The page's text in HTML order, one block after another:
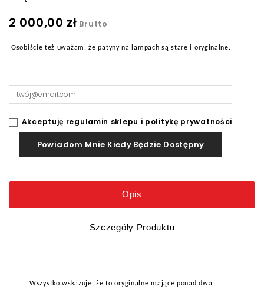
2 000,00 zł Brutto
Osobiście też uważam, że patyny na lampach są stare i oryginalne.
Akceptuję regulamin sklepu i politykę prywatności
Powiadom Mnie Kiedy Będzie Dostępny
Opis
Szczegóły Produktu
Wszystko wskazuje, że to oryginalne mające ponad dwa